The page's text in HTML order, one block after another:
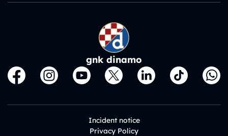
gnk dinamo
Incident notice
Privacy Policy